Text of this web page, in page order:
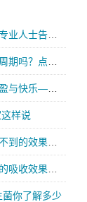
人士告诉你
点击了解吧
莱益生菌来袭”
样说
还在等什么？
收效果如何
你了解多少